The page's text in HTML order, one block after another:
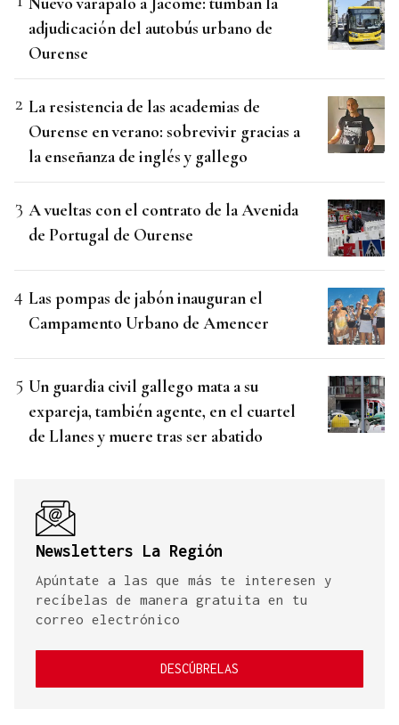
adjudicación del autobús urbano de
Ourense
La resistencia de las academias de
Ourense en verano: sobrevivir gracias a
la enseñanza de inglés y gallego
A vueltas con el contrato de la Avenida
de Portugal de Ourense
Las pompas de jabón inauguran el
Campamento Urbano de Amencer
Un guardia civil gallego mata a su
expareja, también agente, en el cuartel
de Llanes y muere tras ser abatido
Newsletters La Región
Apúntate a las que más te interesen y
recíbelas de manera gratuita en tu
correo electrónico
DESCÚBRELAS